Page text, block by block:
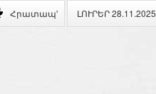
Հրատապ' ԼՈՒՐԵՐ 28.11.2025